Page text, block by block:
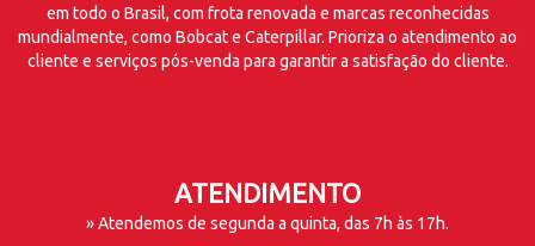
em todo o Brasil, com frota renovada e marcas reconhecidas
mundialmente, como Bobcat e Caterpillar. Prioriza o atendimento ao
cliente e serviços pós-venda para garantir a satisfação do cliente.
ATENDIMENTO
» Atendemos de segunda a quinta, das 7h às 17h.